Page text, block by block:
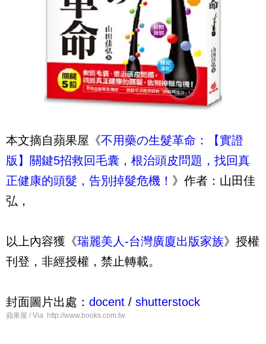
本文摘自蘋果屋《不用藥の生髮革命：【實證
版】關鍵5招救回毛囊，根治頭皮問題，找回真
正健康的頭髮，告別掉髮危機！ 》作者：山田佳
弘，
以上內容獲《瑞麗美人-台灣廣廈出版家族》授權
刊登，非經授權，禁止轉載。
封面圖片出處： docent / shutterstock
蘋果屋 / Via http://www.books.com.tw